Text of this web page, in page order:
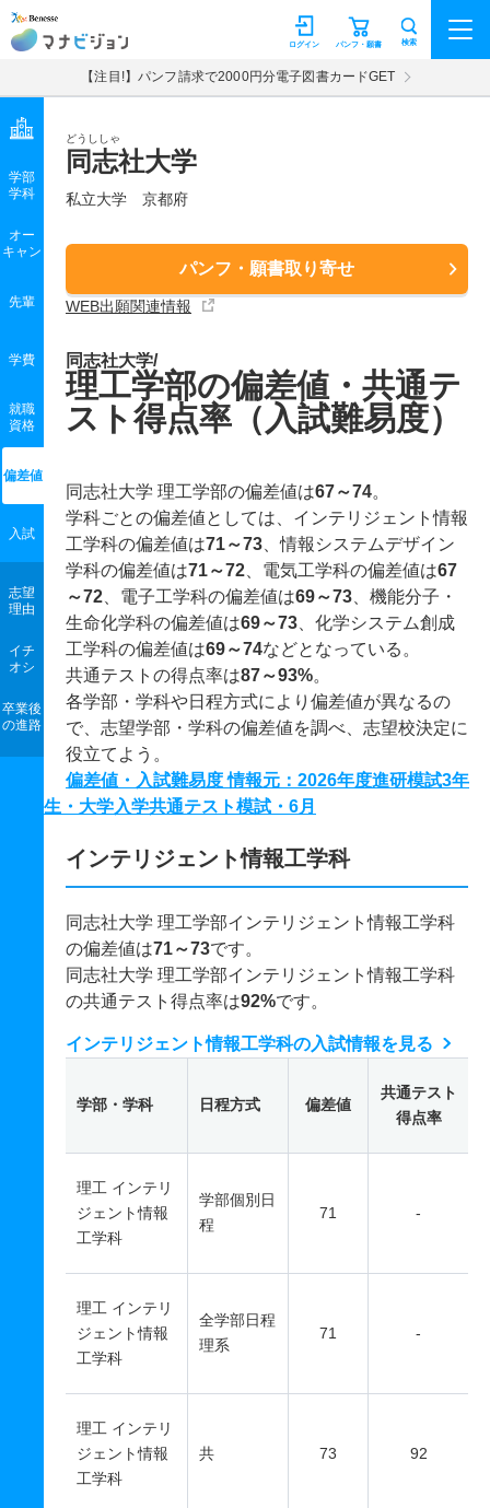
マナビジョン パンフ・願書
ログイン 検索
【注目!】パンフ請求で2000円分電子図書カードGET
どうししゃ
同志社大学
私立大学 京都府
パンフ・願書取り寄せ
WEB出願関連情報
学部
学科
オー
キャン
先輩
学費
就職
資格
偏差値
入試
志望
理由
イチ
オシ
卒業後
の進路
同志社大学/
理工学部の偏差値・共通テ
スト得点率（入試難易度）
同志社大学 理工学部の偏差値は67～74。
学科ごとの偏差値としては、インテリジェント情報
工学科の偏差値は71～73 、情報システムデザイン
学科の偏差値は71～72 、電気工学科の偏差値は67
～72 、電子工学科の偏差値は69～73 、機能分子・
生命化学科の偏差値は69～73 、化学システム創成
工学科の偏差値は69～74などとなっている。
共通テストの得点率は87～93%。
各学部・学科や日程方式により偏差値が異なるの
で、志望学部・学科の偏差値を調べ、志望校決定に
役立てよう。
偏差値・入試難易度 情報元：2026年度進研模試3年
生・大学入学共通テスト模試・6月
インテリジェント情報工学科
同志社大学 理工学部インテリジェント情報工学科
の偏差値は71～73です。
同志社大学 理工学部インテリジェント情報工学科
の共通テスト得点率は92%です。
インテリジェント情報工学科の入試情報を見る
学部・学科 日程方式 偏差値
共通テスト
得点率
理工 インテリ
ジェント情報
工学科
学部個別日
程
71 -
理工 インテリ
ジェント情報
工学科
全学部日程
理系
71 -
理工 インテリ
ジェント情報
工学科
共 73 92